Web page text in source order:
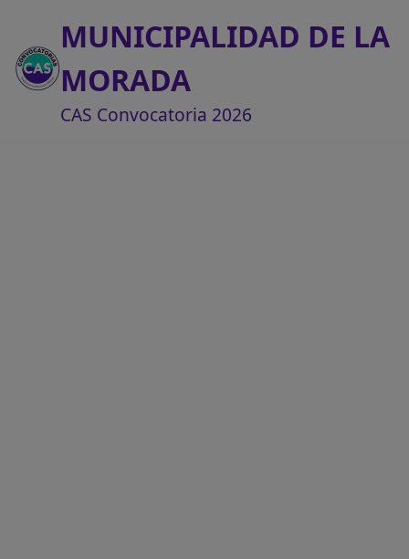
MUNICIPALIDAD DE LA
MORADA
CAS Convocatoria 2026